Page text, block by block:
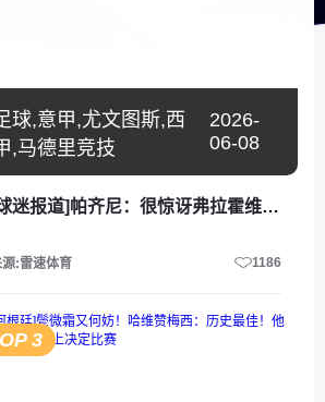
球,意甲,尤文图斯,西
,马德里竞技
2026-
06-08
[球迷报道]帕齐尼：很惊讶弗拉霍维奇离开，瑟尔洛特的身体对抗是尤文需要的
源:雷速体育 1186
3